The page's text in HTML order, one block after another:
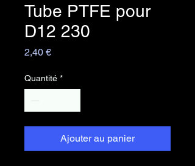
Tube PTFE pour
D12 230
2,40 €Prix
Quantité *
Ajouter au panier